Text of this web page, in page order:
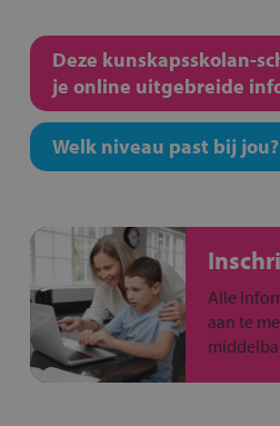
Deze kunskapsskolan-
je online uitgebreide
Welk niveau past bij jou?
Alle
aan te